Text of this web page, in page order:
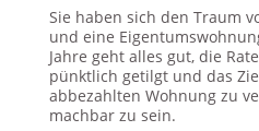
Sie haben sich den Traum
und eine
Jahre geht alles gut, die
pünktlich getilgt und das
abbezahlten Wohnung zu
machbar zu sein.